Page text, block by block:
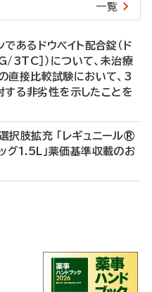
一覧
あるドウベイト配合錠（ド
3TC］）について、未治療
直接比較試験において、3
る非劣性を示したことを
択肢拡充 「レギュニール®
1.5L」薬価基準収載のお